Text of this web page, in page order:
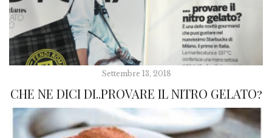
Settembre 13, 2018
CHE NE DICI DI..PROVARE IL NITRO GELATO?